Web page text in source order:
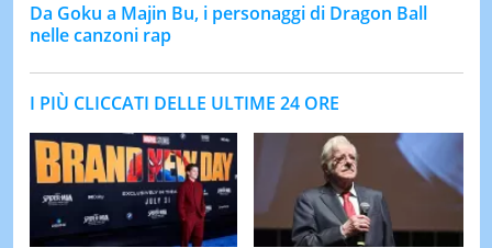
Da Goku a Majin Bu, i personaggi di Dragon Ball
nelle canzoni rap
I PIÙ CLICCATI DELLE ULTIME 24 ORE